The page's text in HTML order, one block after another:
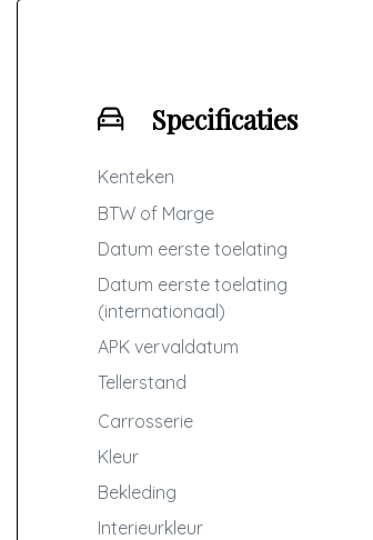
Specificaties
Kenteken
BTW of Marge
Datum eerste toelating
Datum eerste toelating
(internationaal)
APK vervaldatum
Tellerstand
Carrosserie
Kleur
Bekleding
Interieurkleur